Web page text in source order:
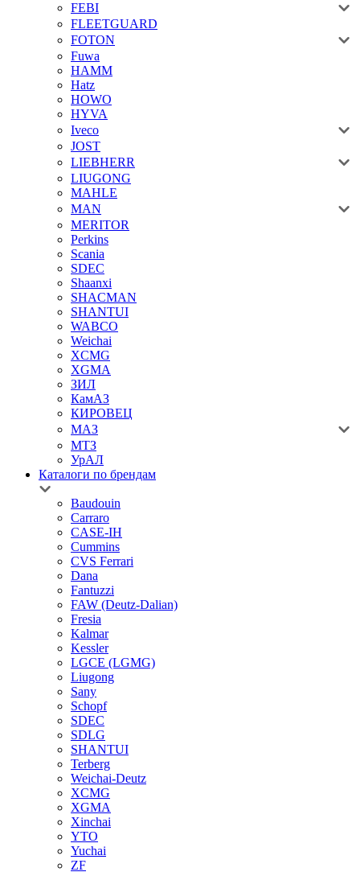
FEBI
FLEETGUARD
FOTON
Fuwa
HAMM
Hatz
HOWO
HYVA
Iveco
JOST
LIEBHERR
LIUGONG
MAHLE
MAN
MERITOR
Perkins
Scania
SDEC
Shaanxi
SHACMAN
SHANTUI
WABCO
Weichai
XCMG
XGMA
ЗИЛ
КамАЗ
КИРОВЕЦ
МАЗ
МТЗ
УрАЛ
Каталоги по брендам
Baudouin
Carraro
CASE-IH
Cummins
CVS Ferrari
Dana
Fantuzzi
FAW (Deutz-Dalian)
Fresia
Kalmar
Kessler
LGCE (LGMG)
Liugong
Sany
Schopf
SDEC
SDLG
SHANTUI
Terberg
Weichai-Deutz
XCMG
XGMA
Xinchai
YTO
Yuchai
ZF